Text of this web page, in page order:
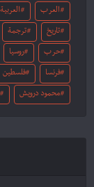
العرب العربية
تاريخ ترجمة
حرب روسيا
فرنسا فلسطين
محمود درويش